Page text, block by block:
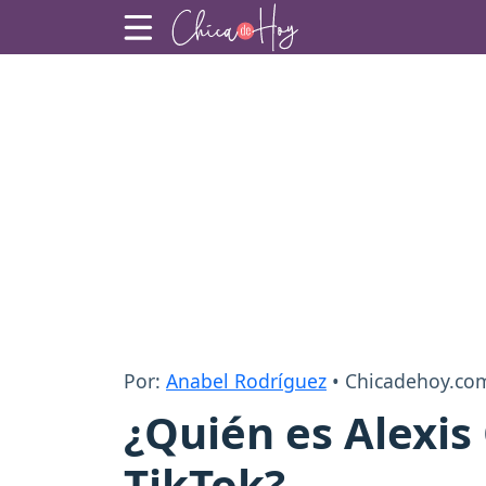
Por: Anabel Rodríguez •
¿Quién es